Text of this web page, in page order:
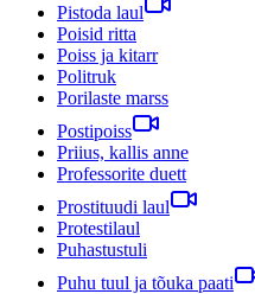
Pistoda laul
Poisid ritta
Poiss ja kitarr
Politruk
Porilaste marss
Postipoiss
Priius, kallis anne
Professorite duett
Prostituudi laul
Protestilaul
Puhastustuli
Puhu tuul ja tõuka paati